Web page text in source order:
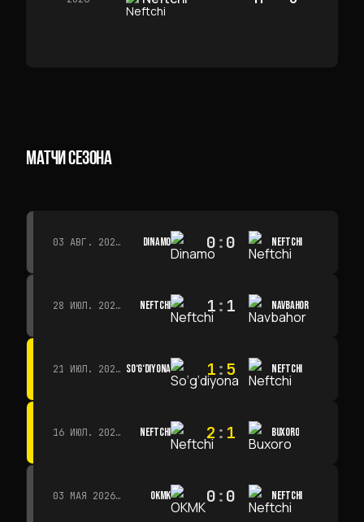
МАТЧИ СЕЗОНА
03 АВГ. 2026 Г. · 15:30 DINAMO 0:0 NEFTCHI
28 ИЮЛ. 2026 Г. · 15:00 NEFTCHI 1: 1 NAVBAHOR
21 ИЮЛ. 2026 Г. · 15:00 SO‘G‘DIYONA 1:5 NEFTCHI
16 ИЮЛ. 2026 Г. · 15:00 NEFTCHI 2 : 1 BUXORO
03 МАЯ 2026 Г. · 12:00 OKMK 0:0 NEFTCHI